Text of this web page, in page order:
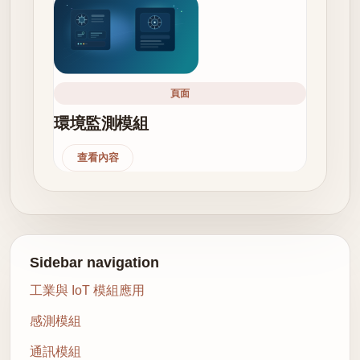
頁面
環境監測模組
查看內容
Sidebar navigation
工業與 IoT 模組應用
感測模組
通訊模組